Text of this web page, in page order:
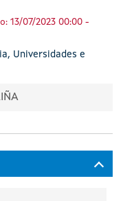
13/07/2023 00:00 -
Universidades e